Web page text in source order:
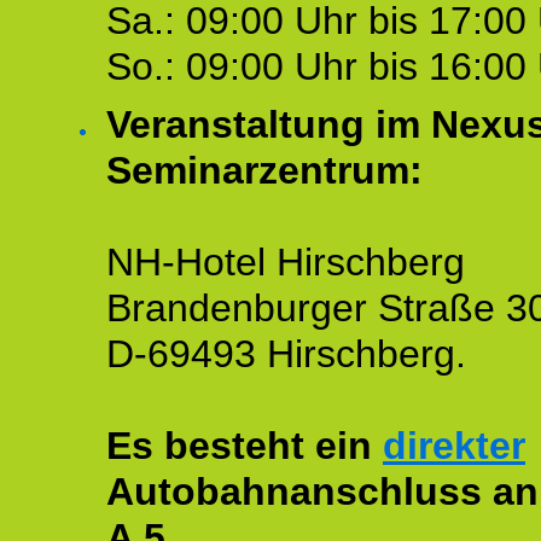
Sa.: 09:00 Uhr bis 17:00
So.: 09:00 Uhr bis 16:00
Veranstaltung im
Seminarzentrum:
NH-Hotel Hirschberg
Brandenburger Straße
D-69493 Hirschberg.
Es besteht ein direkter
Autobahnanschluss